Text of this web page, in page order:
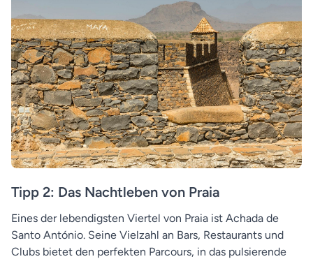
Tipp 2: Das Nachtleben von Praia
Eines der lebendigsten Viertel von Praia ist Achada de
Santo António. Seine Vielzahl an Bars, Restaurants und
Clubs bietet den perfekten Parcours, in das pulsierende